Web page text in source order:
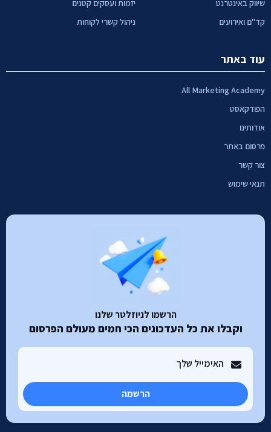
שיווק באינטרנט
קד"ם ואירועים
יזמות ועסקים קטנים
ניהול קשרי לקוחות
עוד באתר
All Marketing Academy
הפודקאסט
אודותינו
פרסום באתר
צור קשר
תנאי שימוש
הרשמו לניוזלטר שלנו
וקבלו את כל העדכונים הכי חמים מעולם הפרסום
הרשמה